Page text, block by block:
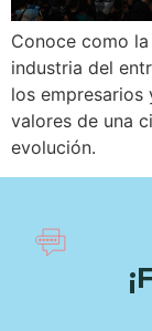
Conoce como
industria del
los
valores de una
evolución.